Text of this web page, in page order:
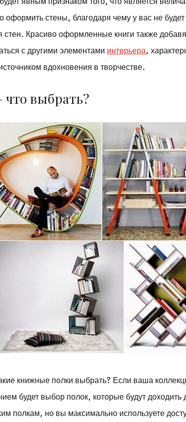
оформить стены, благодаря чему у вас не
стен. Красиво оформленные книги также
с другими элементами интерьера,
вдохновения в творчестве.
выбрать?
книжные полки выбрать? Если ваша
будет выбор полок, которые будут доходить
полкам, но вы максимально используете